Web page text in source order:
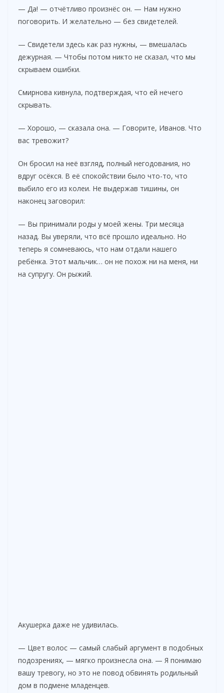
— Да! — отчётливо произнёс он. — Нам нужно
поговорить. И желательно — без свидетелей.
— Свидетели здесь как раз нужны, — вмешалась
дежурная. — Чтобы потом никто не сказал, что мы
скрываем ошибки.
Смирнова кивнула, подтверждая, что ей нечего
скрывать.
— Хорошо, — сказала она. — Говорите, Иванов. Что
вас тревожит?
Он бросил на неё взгляд, полный негодования, но
вдруг осёкся. В её спокойствии было что-то, что
выбило его из колеи. Не выдержав тишины, он
наконец заговорил:
— Вы принимали роды у моей жены. Три месяца
назад. Вы уверяли, что всё прошло идеально. Но
теперь я сомневаюсь, что нам отдали нашего
ребёнка. Этот мальчик… он не похож ни на меня, ни
на супругу. Он рыжий.
Акушерка даже не удивилась.
— Цвет волос — самый слабый аргумент в подобных
подозрениях, — мягко произнесла она. — Я понимаю
вашу тревогу, но это не повод обвинять родильный
дом в подмене младенцев.